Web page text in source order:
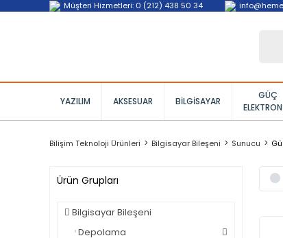
Müşteri Hizmetleri: 0 (212) 438 50 34
YAZILIM AKSESUAR BILGISAYAR
GÜÇ
Bilişim Teknoloji Ürünleri Bilgisayar Bileşeni Sunucu
Ürün Grupları
Bilgisayar Bileşeni
Depolama